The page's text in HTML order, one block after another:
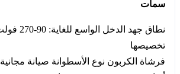
سمات
تخصيصها
فرشاة الكربون نوع الأسطوانة صيانة مجانية